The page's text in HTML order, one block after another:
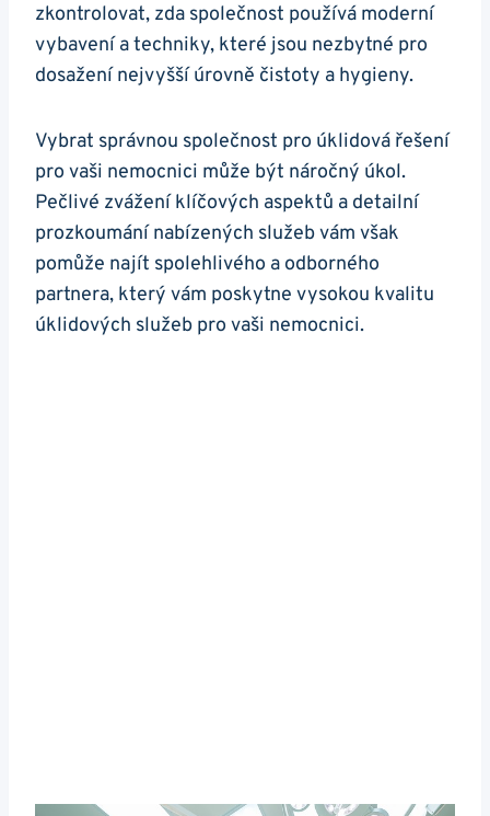
zkontrolovat, zda společnost používá moderní
vybavení a techniky, které jsou nezbytné pro
dosažení nejvyšší úrovně čistoty a hygieny.
Vybrat správnou společnost pro úklidová řešení
pro vaši nemocnici může být náročný úkol.
Pečlivé zvážení klíčových aspektů a detailní
prozkoumání nabízených služeb vám však
pomůže najít spolehlivého a odborného
partnera, který vám poskytne vysokou kvalitu
úklidových služeb pro vaši nemocnici.